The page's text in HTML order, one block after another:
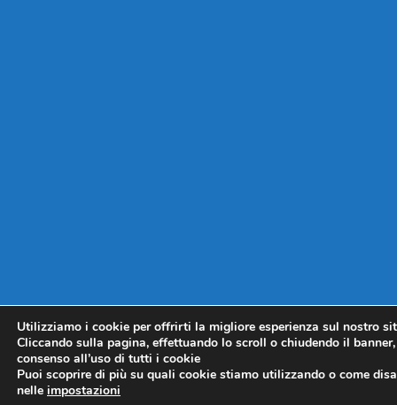
Utilizziamo i cookie per offrirti la migliore esperienza sul nostro
Cliccando sulla pagina, effettuando lo scroll o chiudendo il
consenso all’uso di tutti i cookie
Puoi scoprire di più su quali cookie stiamo utilizzando o come
nelle impostazioni